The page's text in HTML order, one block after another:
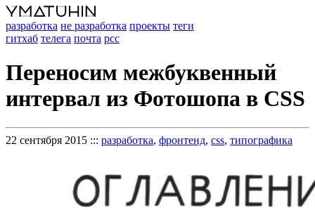
разработка не разработка проекты теги
гитхаб телега почта рсс
Переносим межбуквенный
интервал из Фотошопа в CSS
22 сентября 2015 ::: разработка, фронтенд, css, типографика